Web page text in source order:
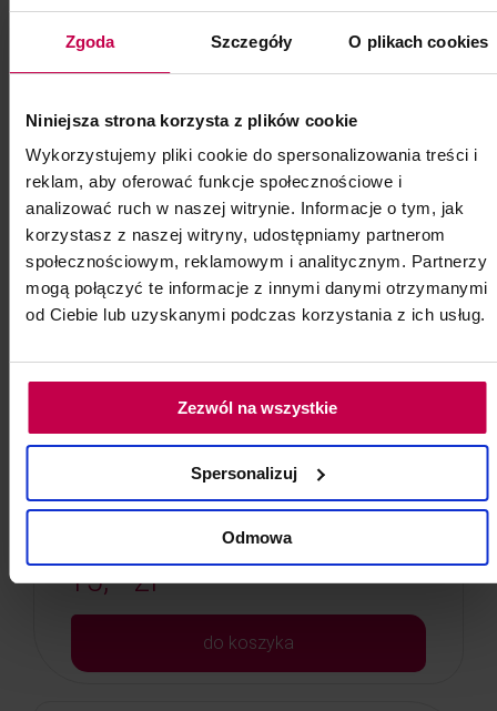
Zgoda Szczegóły O plikach cookies
Niniejsza strona korzysta z plików cookie
Wykorzystujemy pliki cookie do spersonalizowania treści i
reklam, aby oferować funkcje społecznościowe i
analizować ruch w naszej witrynie. Informacje o tym, jak
korzystasz z naszej witryny, udostępniamy partnerom
społecznościowym, reklamowym i analitycznym. Partnerzy
mogą połączyć te informacje z innymi danymi otrzymanymi
od Ciebie lub uzyskanymi podczas korzystania z ich usług.
Zezwól na wszystkie
Spersonalizuj
Odmowa
gr.180
Kapturki do pedicure roz.10 gr.180 10 szt.
15, - zł
do koszyka